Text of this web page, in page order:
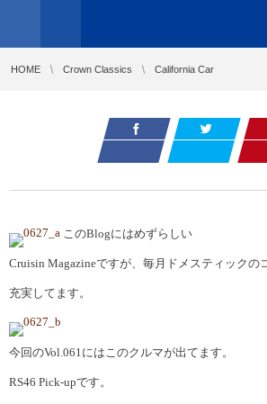
HOME Crown Classics California Car
このBlogにはめずらしい
Cruisin Magazineですが、毎月ドメスティックの
充実してます。
今回のVol.061にはこのクルマが出てます。
RS46 Pick-upです。